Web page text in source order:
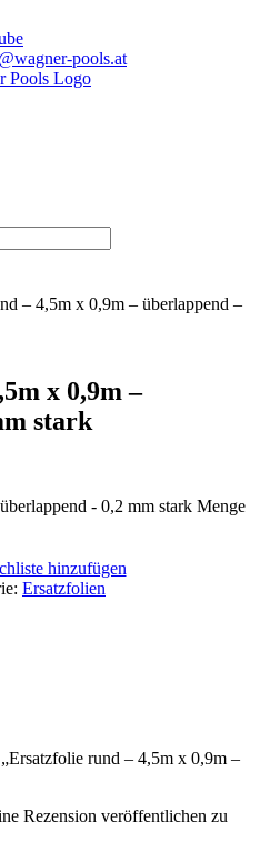
pools.at
– 4,5m x 0,9m – überlappend –
x 0,9m –
stark
- 0,2 mm stark Menge
hinzufügen
Ersatzfolien
rund – 4,5m x 0,9m –
Rezension veröffentlichen zu